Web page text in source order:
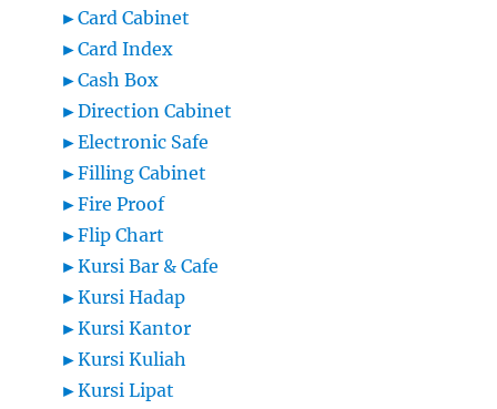
►Card Cabinet
►Card Index
►Cash Box
►Direction Cabinet
►Electronic Safe
►Filling Cabinet
►Fire Proof
►Flip Chart
►Kursi Bar & Cafe
►Kursi Hadap
►Kursi Kantor
►Kursi Kuliah
►Kursi Lipat